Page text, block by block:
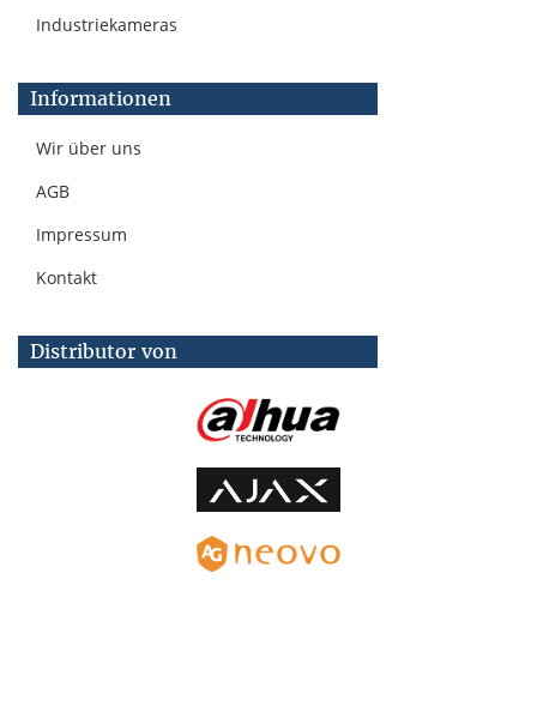
Industriekameras
Informationen
Wir über uns
AGB
Impressum
Kontakt
Distributor von